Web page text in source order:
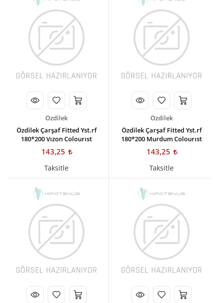
Çocuk Gereçleri
Motorsikletler
Özdilek
Özdilek Çarşaf Fitted Yst.rf
180*200 Vızon Colourıst
143,25
Taksitle
Özdilek
Özdilek Çarşaf Fitted Yst.rf
180*200 Murdum Colourıst
143,25
Taksitle